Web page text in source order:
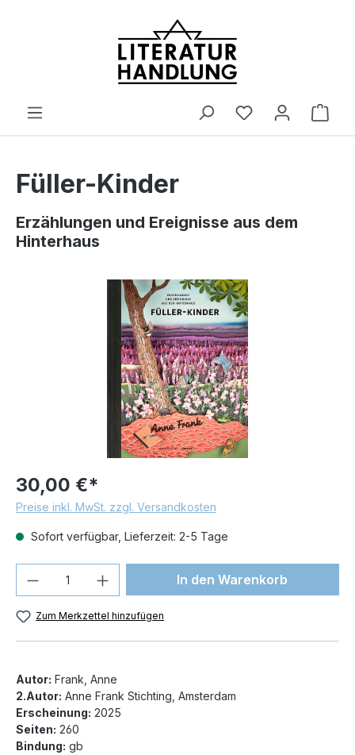
Füller-Kinder
Erzählungen und Ereignisse aus dem
Hinterhaus
Bildergalerie überspringen
30,00 €*
Preise inkl. MwSt. zzgl. Versandkosten
Sofort verfügbar, Lieferzeit: 2-5 Tage
Produkt Anzahl: Gib denIn den Warenkorb
Zum Merkzettel hinzufügen
Autor: Frank, Anne
2.Autor: Anne Frank Stichting, Amsterdam
Erscheinung: 2025
Seiten: 260
Bindung: gb